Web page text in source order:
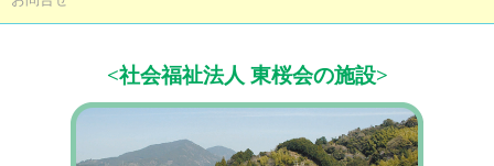
<社会福祉法人 東桜会の施設>